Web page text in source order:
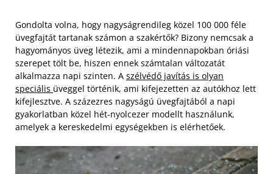
Gondolta volna, hogy nagyságrendileg közel 100 000 féle
üvegfajtát tartanak számon a szakértők? Bizony nemcsak a
hagyományos üveg létezik, ami a mindennapokban óriási
szerepet tölt be, hiszen ennek számtalan változatát
alkalmazza napi szinten. A szélvédő javítás is olyan
speciális üveggel történik, ami kifejezetten az autókhoz lett
kifejlesztve. A százezres nagyságú üvegfajtából a napi
gyakorlatban közel hét-nyolcezer modellt használunk,
amelyek a kereskedelmi egységekben is elérhetőek.